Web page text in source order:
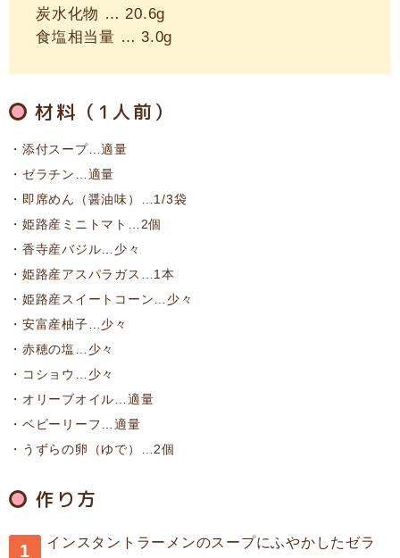
炭水化物 … 20.6g
食塩相当量 … 3.0g
材料（1人前）
添付スープ…適量
ゼラチン…適量
即席めん（醤油味）…1/3袋
姫路産ミニトマト…2個
香寺産バジル…少々
姫路産アスパラガス…1本
姫路産スイートコーン…少々
安富産柚子…少々
赤穂の塩…少々
コショウ…少々
オリーブオイル…適量
ベビーリーフ…適量
うずらの卵（ゆで）…2個
作り方
インスタントラーメンのスープにふやかしたゼラ